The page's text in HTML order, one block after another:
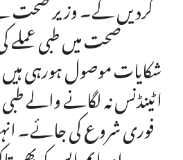
صحت میں طبی
شکایات موصول ہورہی
اٹینڈنس نہ لگانے والے
فوری شروع کی جائے۔